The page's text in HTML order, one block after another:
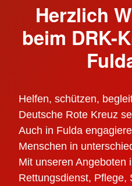
Herzlich
beim DRK-
Helfen, schützen,
Deutsche Rote Kreuz
Auch in Fulda
Menschen in
Mit unseren Angeboten
Rettungsdienst, Pflege,